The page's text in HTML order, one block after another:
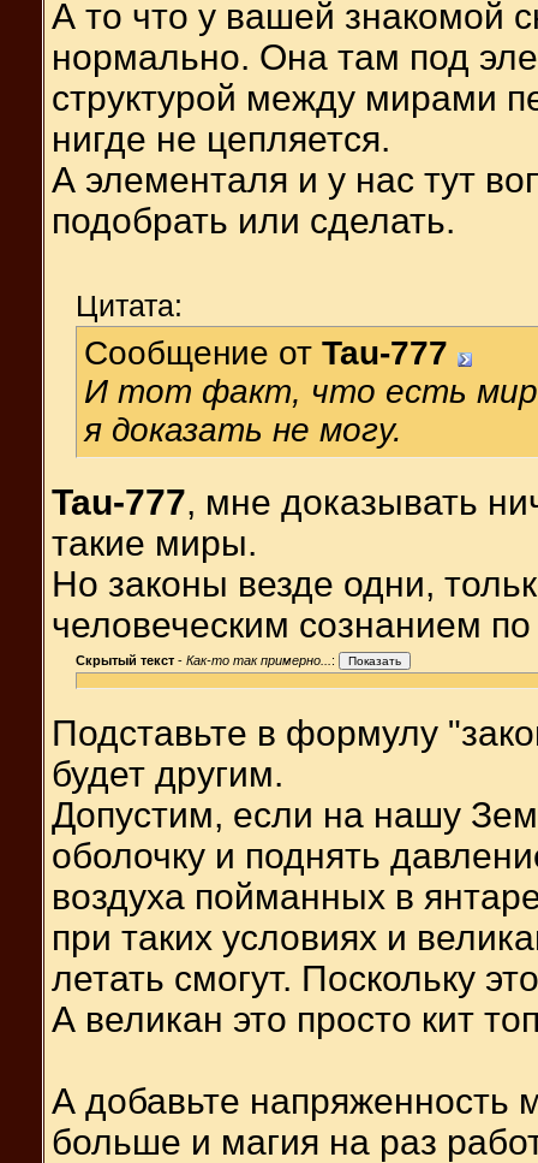
А то что у вашей знакомой
нормально. Она там под
структурой между мирами
нигде не цепляется.
А элементаля и у нас тут
подобрать или сделать.
Цитата:
Сообщение от Tau-777
И тот факт, что есть
я доказать не могу.
Tau-777, мне доказывать
такие миры.
Но законы везде одни,
человеческим сознанием
Скрытый текст - Как-то так примерно... :
Подставьте в формулу
будет другим.
Допустим, если на нашу
оболочку и поднять
воздуха пойманных в
при таких условиях и
летать смогут. Поскольку
А великан это просто кит
А добавьте напряженность
больше и магия на раз